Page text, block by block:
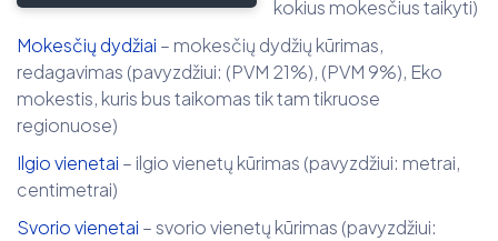
kokius mokesčius taikyti)
Mokesčių dydžiai – mokesčių dydžių kūrimas,
redagavimas (pavyzdžiui: (PVM 21%), (PVM 9%), Eko
mokestis, kuris bus taikomas tik tam tikruose
regionuose)
Ilgio vienetai – ilgio vienetų kūrimas (pavyzdžiui: metrai,
centimetrai)
Svorio vienetai – svorio vienetų kūrimas (pavyzdžiui: